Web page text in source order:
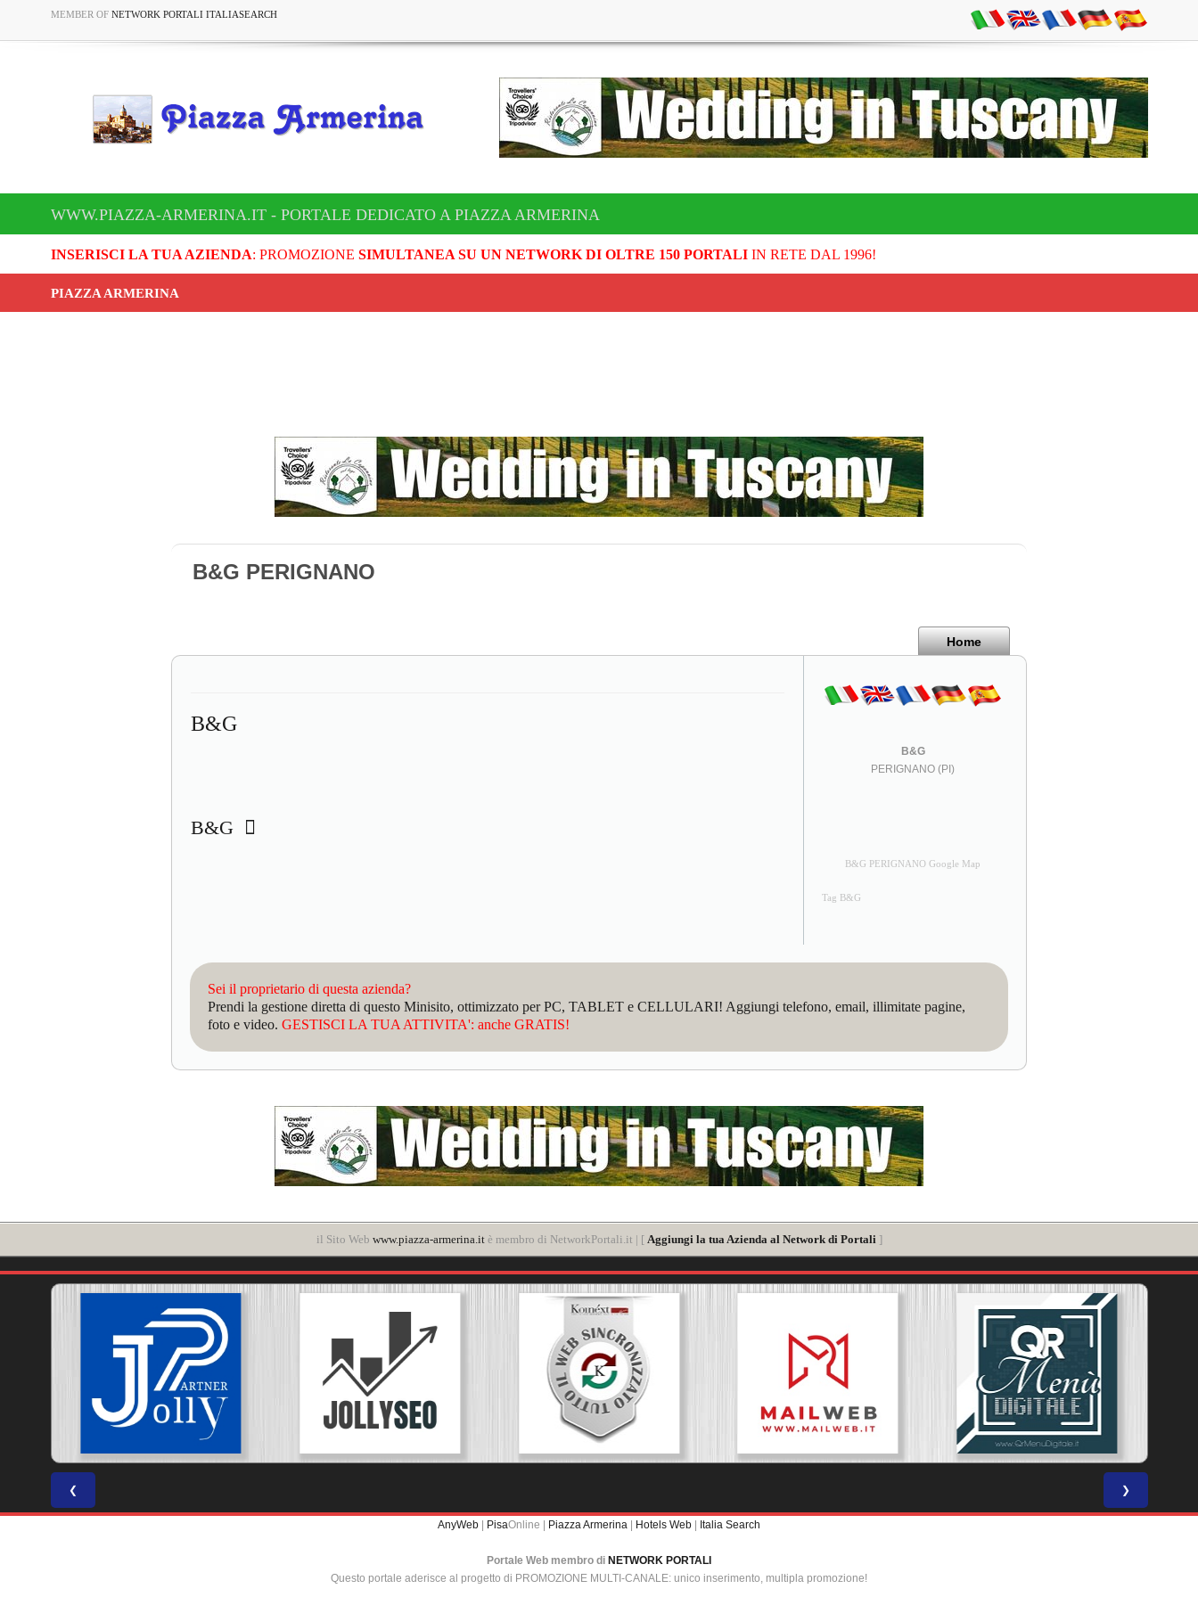
MEMBER OF NETWORK PORTALI ITALIASEARCH
WWW.PIAZZA-ARMERINA.IT - PORTALE DEDICATO A PIAZZA ARMERINA
INSERISCI LA TUA AZIENDA: PROMOZIONE SIMULTANEA SU UN NETWORK DI OLTRE 150 PORTALIIN RETE DAL 1996!
PIAZZA ARMERINA
B&G PERIGNANO
Home
B&G
B&G
B&G
PERIGNANO (PI)
B&G PERIGNANO Google Map
Tag B&G
Sei il proprietario di questa azienda?
Prendi la gestione diretta di questo Minisito, ottimizzato per PC, TABLET e CELLULARI! Aggiungi telefono, email, illimitate pagine,
foto e video. GESTISCI LA TUA ATTIVITA': anche GRATIS!
il Sito Web www.piazza-armerina.itè membro di NetworkPortali.it | [ Aggiungi la tua Azienda al Network di Portali ]
❮ ❯
AnyWeb | PisaOnline | Piazza Armerina | Hotels Web | Italia Search
Portale Web membro di NETWORK PORTALI
Questo portale aderisce al progetto di PROMOZIONE MULTI-CANALE: unico inserimento, multipla promozione!